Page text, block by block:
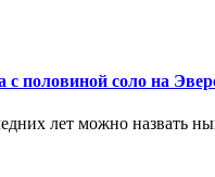
с половиной соло на
лет можно назвать